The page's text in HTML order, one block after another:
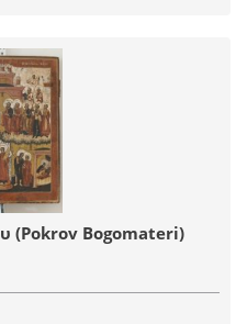
(Pokrov Bogomateri)